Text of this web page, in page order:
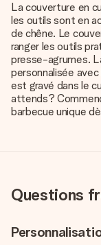
La couverture en
les outils sont en
de chêne. Le
ranger les outils
presse-agrumes.
personnalisée
est gravé dans le
attends?
barbecue unique
Questions